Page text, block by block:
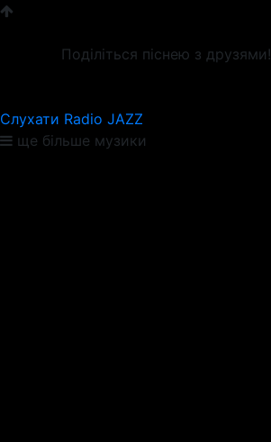
Поділіться піснею з друзями!
Слухати Radio JAZZ
ще більше музики